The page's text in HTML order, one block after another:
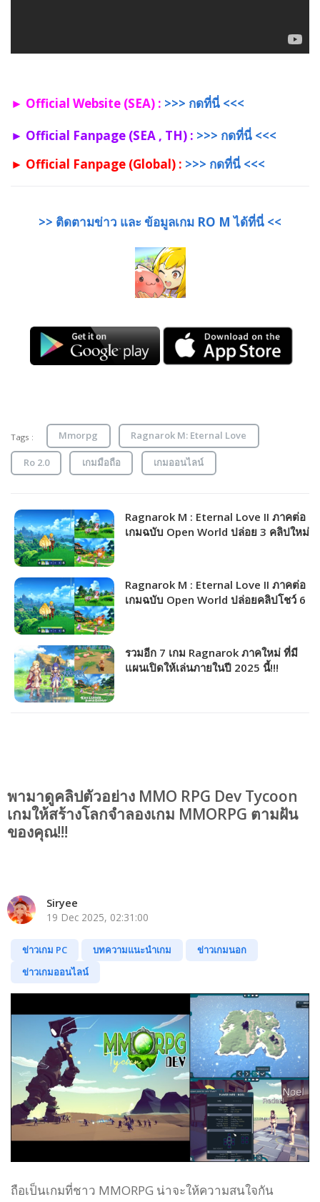
► Official Website (SEA) : >>> กดที่นี่ <<<
► Official Fanpage (SEA , TH) : >>> กดที่นี่ <<<
► Official Fanpage (Global) : >>> กดที่นี่ <<<
>> ติดตามข่าว และ ข้อมูลเกม RO Mได้ที่นี่ <<
Tags : Mmorpg Ragnarok M: Eternal Love
Ro 2.0 เกมมือถือ เกมออนไลน์
Ragnarok M : Eternal Love II ภาคต่อ
เกมฉบับ Open World ปล่อย 3 คลิปใหม่
Ragnarok M : Eternal Love II ภาคต่อ
เกมฉบับ Open World ปล่อยคลิปโชว์ 6
รวมอีก 7 เกม Ragnarok ภาคใหม่ ที่มี
แผนเปิดให้เล่นภายในปี 2025 นี้!!!
พามาดูคลิปตัวอย่าง MMO RPG Dev Tycoon
เกมให้สร้างโลกจำลองเกม MMORPG ตามฝัน
ของคุณ!!!
Siryee
19 Dec 2025, 02:31:00
ข่าวเกม PC บทความแนะนำเกม
ข่าวเกมนอก
ข่าวเกมออนไลน์
ถือเป็นเกมที่ชาว MMORPG น่าจะให้ความสนใจกัน